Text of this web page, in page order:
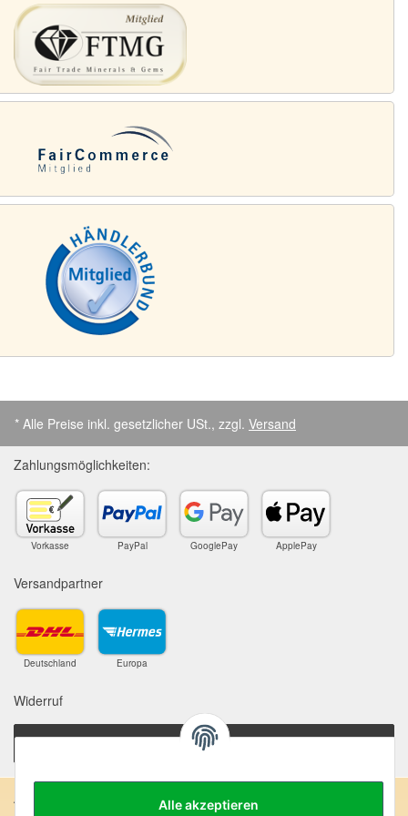
Alle akzeptieren
* Alle Preise inkl. gesetzlicher USt., zzgl. Versand
Zahlungsmöglichkeiten:
Vorkasse PayPal GooglePay ApplePay
Versandpartner
Deutschland Europa
Widerruf
Vertrag widerrufen
Anschrift: